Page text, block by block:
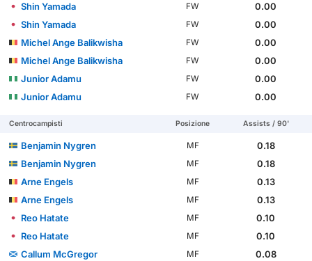
Shin Yamada
FW
0.00
Shin Yamada
FW
0.00
Michel Ange Balikwisha
FW
0.00
Michel Ange Balikwisha
FW
0.00
Junior Adamu
FW
0.00
Junior Adamu
FW 0.00
Centrocampisti Posizione Assists / 90'
Benjamin Nygren MF
0.18
Benjamin Nygren
MF
0.18
Arne Engels
MF
0.13
Arne Engels
MF
0.13
Reo Hatate
MF
0.10
Reo Hatate
MF
0.10
Callum McGregor
MF
0.08